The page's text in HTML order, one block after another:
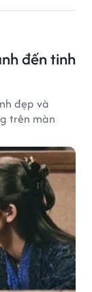
đến tinh
đẹp và
trên màn